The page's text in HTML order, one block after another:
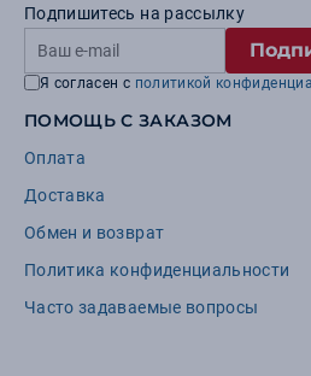
Подпишитесь на рассылку
Я согласен с политикой
ПОМОЩЬ С ЗАКАЗОМ
Оплата
Доставка
Обмен и возврат
Политика конфиденциальности
Часто задаваемые вопросы